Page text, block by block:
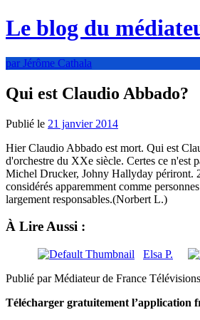
Le blog du
par Jérôme Cathala
Qui est Claudio Abbado?
Publié le 21 janvier 2014
Hier Claudio Abbado est mort. Qui est
d'orchestre du XXe siècle. Certes ce n'est
Michel Drucker, Johny Hallyday périront.
considérés apparemment comme
largement responsables.(Norbert L.)
À Lire Aussi :
Elsa P.
Publié par Médiateur de France
Télécharger gratuitement l’application